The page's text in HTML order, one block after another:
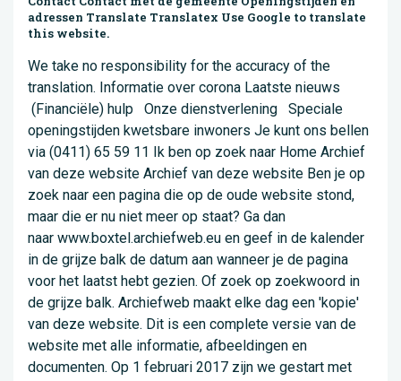
adressen Translate Translatex Use Google to translate
this website.
We take no responsibility for the accuracy of the
translation. Informatie over corona Laatste nieuws
(Financiële) hulp Onze dienstverlening Speciale
openingstijden kwetsbare inwoners Je kunt ons bellen
via (0411) 65 59 11 Ik ben op zoek naar Home Archief
van deze website Archief van deze website Ben je op
zoek naar een pagina die op de oude website stond,
maar die er nu niet meer op staat? Ga dan
naar www.boxtel.archiefweb.eu en geef in de kalender
in de grijze balk de datum aan wanneer je de pagina
voor het laatst hebt gezien. Of zoek op zoekwoord in
de grijze balk. Archiefweb maakt elke dag een 'kopie'
van deze website. Dit is een complete versie van de
website met alle informatie, afbeeldingen en
documenten. Op 1 februari 2017 zijn we gestart met